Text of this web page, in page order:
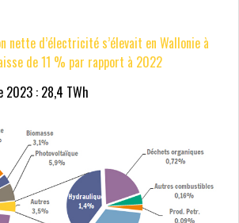
nette d’électricité s’élevait en Wallonie à
de 11 % par rapport à 2022
2023 : 28,4 TWh